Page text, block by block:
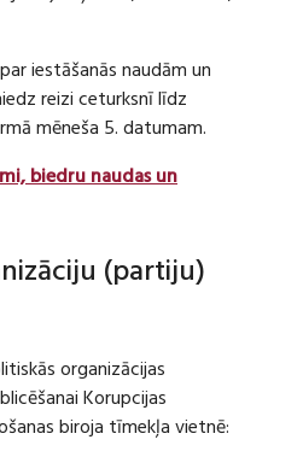
iestāšanās naudām un
reizi ceturksnī līdz
mēneša 5. datumam.
biedru naudas un
(partiju)
organizācijas
Korupcijas
biroja tīmekļa vietnē: